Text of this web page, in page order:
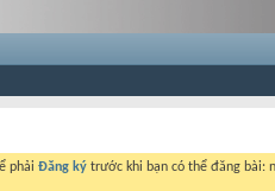
phải Đăng ký trước khi bạn có thể đăng bài: